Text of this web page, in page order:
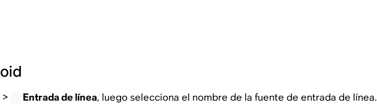
> Entrada de línea, luego selecciona el nombre de la fuente de entrada de línea.